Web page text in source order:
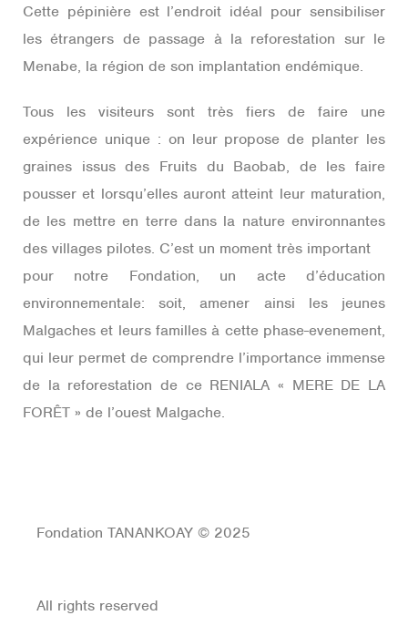
Cette pépinière est l’endroit idéal pour sensibiliser
les étrangers de passage à la reforestation sur le
Menabe, la région de son implantation endémique.
Tous les visiteurs sont très fiers de faire une
expérience unique : on leur propose de planter les
graines issus des Fruits du Baobab, de les faire
pousser et lorsqu’elles auront atteint leur maturation,
de les mettre en terre dans la nature environnantes
des villages pilotes. C’est un moment très important
pour notre Fondation, un acte d’éducation
environnementale: soit, amener ainsi les jeunes
Malgaches et leurs familles à cette phase-evenement,
qui leur permet de comprendre l’importance immense
de la reforestation de ce RENIALA « MERE DE LA
FORÊT » de l’ouest Malgache.
Fondation TANANKOAY © 2025
All rights reserved